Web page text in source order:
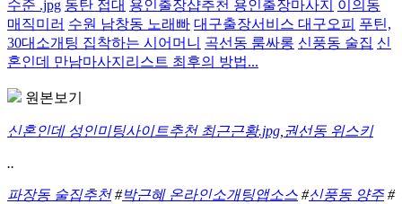
수준 .jpg 동탄 접대 용인출장샵추천 용인출장마사지
이의동
매직미러 수원 남창동 노래빠 대구출장서비스 대구오피 푸틴,
30대소개팅 집착하는 시어머니 곡선동 룸싸롱 신풍동 술집 신
혼인데 만남마사지리스트 최후의 방법...
원본보기
신혼인데 성인미팅사이트추천 최근근황.jpg 권선동 위스키
..
파장동 술집추천#박근혜 온라인소개팅앱소스 #신풍동 양주#